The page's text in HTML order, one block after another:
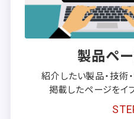
製品ペ
紹介したい製品・技術
掲載したページをイ